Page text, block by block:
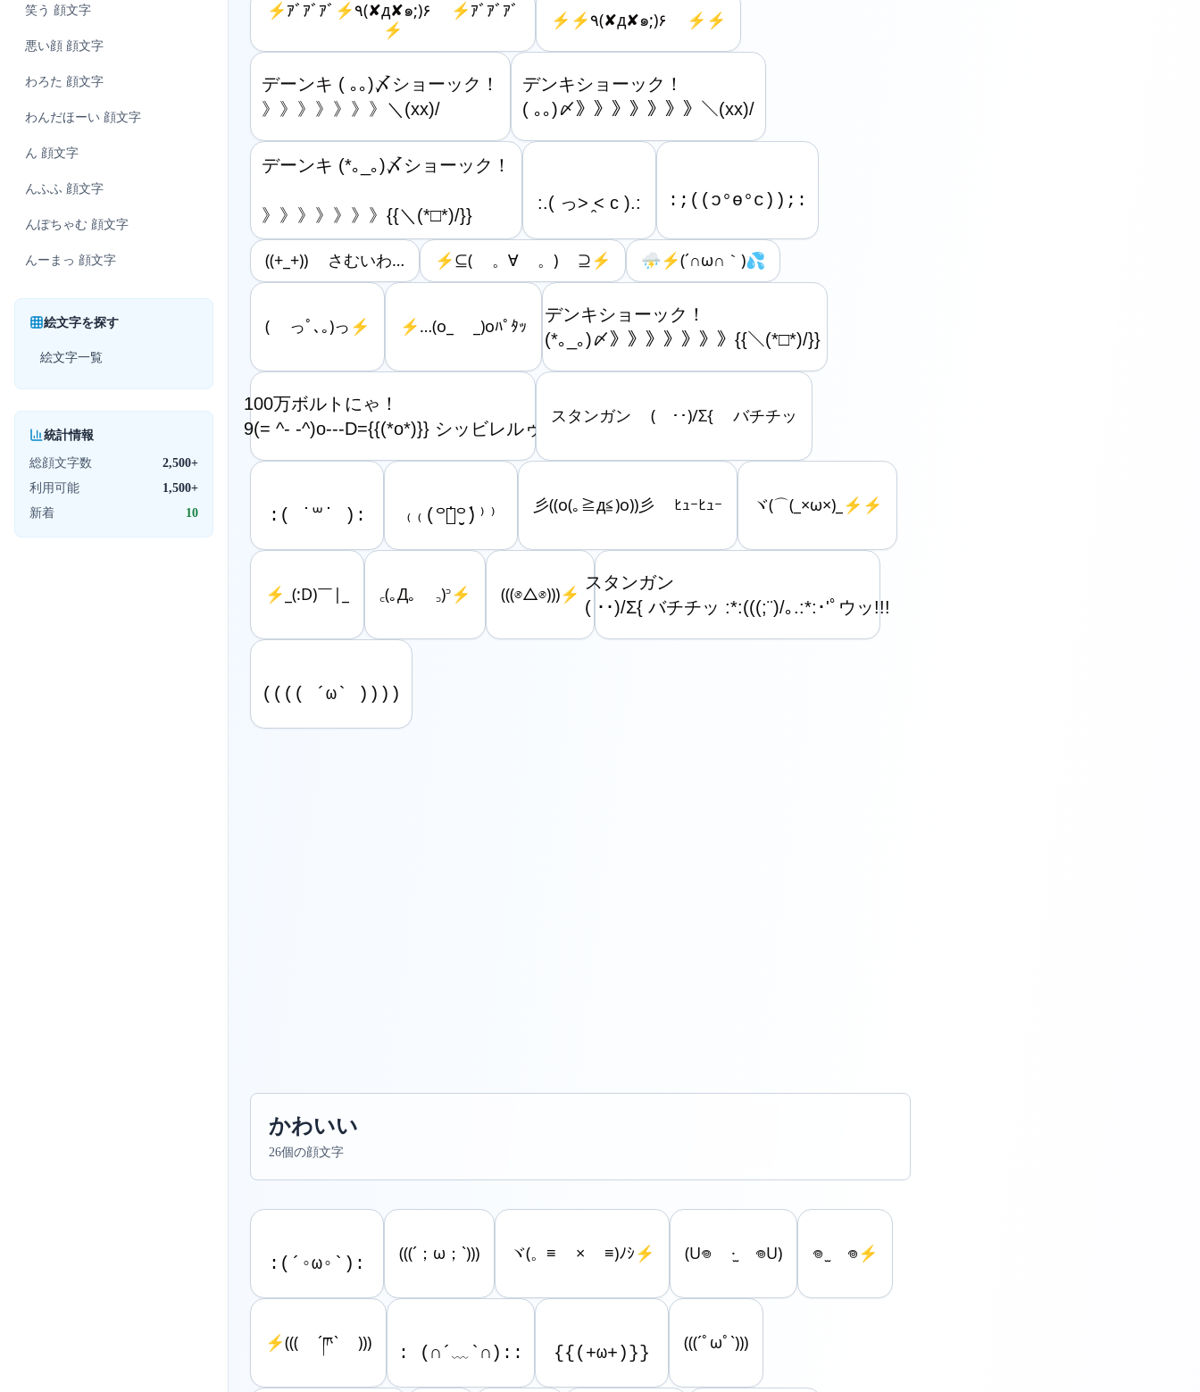
笑う 顔文字
悪い顔 顔文字
わろた 顔文字
わんだほーい 顔文字
ん 顔文字
んふふ 顔文字
んぽちゃむ 顔文字
んーまっ 顔文字
絵文字を探す
絵文字一覧
統計情報
総顔文字数
2,500+
利用可能
1,500+
新着
10
⚡️ｱﾞｱﾞｱﾞ⚡️٩(✘д✘๑;)۶ ⚡️ｱﾞｱﾞｱﾞ
⚡️
⚡︎⚡︎٩(✘д✘๑;)۶ ⚡︎⚡︎
デーンキ ( ｡｡)〆ショーック！
》》》》》》》＼(xx)/
デンキショーック！
( ｡｡)〆》》》》》》》＼(xx)/
デーンキ (*｡_｡)〆ショーック！
》》》》》》》{{＼(*□*)/}}
((+_+)) さむいわ… ⚡️⊆( 。∀ 。) ⊇⚡️ ⛈️⚡(´∩ω∩｀)💦
( っﾟ､｡)っ⚡️ ⚡️…(o_ _)oﾊﾟﾀｯ
デンキショーック！
(*｡_｡)〆》》》》》》》{{＼(*□*)/}}
100万ボルトにゃ！
9(= ^- -^)o---D={{(*o*)}} シッビレルゥ
スタンガン ( ･･)/Σ{ バチチッ
彡((o(｡≧д≦)o))彡 ﾋｭｰﾋｭｰ ヾ(⌒(_×ω×)_⚡️⚡️
⚡️_(:D)￣|_ ꜀(｡Д​｡ ꜆)꜄⚡️ (((⊗△⊗)))⚡️
スタンガン
( ･･)/Σ{ バチチッ :*:(((;¨)/｡.:*:･'ﾟウッ!!!
かわいい
26個の顔文字
(((´；ω；`))) ヾ(。≡ × ≡)ﾉｼ⚡️ (U𖦹 ·̫ 𖦹U) 𖦹 ̫ 𖦹⚡️
⚡️((( ´ཫ` ))) (((´ﾟωﾟ`)))